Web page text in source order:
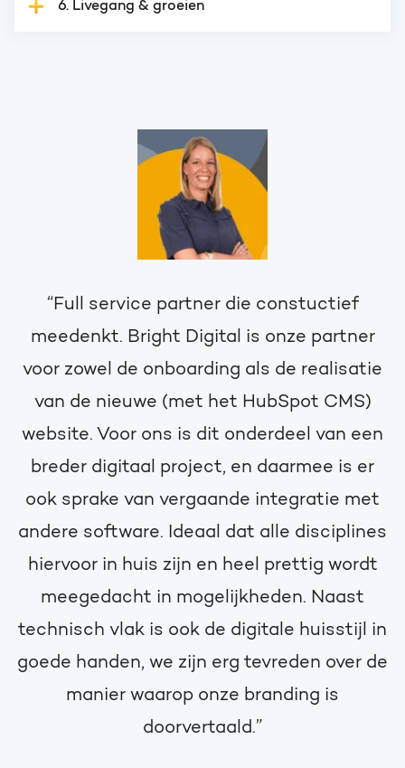
6. Livegang & groeien
“Full service partner die constuctief
meedenkt. Bright Digital is onze partner
voor zowel de onboarding als de realisatie
van de nieuwe (met het HubSpot CMS)
website. Voor ons is dit onderdeel van een
breder digitaal project, en daarmee is er
ook sprake van vergaande integratie met
andere software. Ideaal dat alle disciplines
hiervoor in huis zijn en heel prettig wordt
meegedacht in mogelijkheden. Naast
technisch vlak is ook de digitale huisstijl in
goede handen, we zijn erg tevreden over de
manier waarop onze branding is
doorvertaald.”